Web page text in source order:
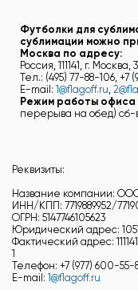
Футболки для
сублимации можно
Москва по адресу:
Россия, 111141, г.
Тел.: (495) 77-88-106, +7
E-mail: 1@flagoff.ru,
Режим работы офиса
перерыва на обед) сб-
Реквизиты:
Название компании:
ИНН/КПП: 7719889952/
ОГРН: 5147746105623
Юридический адрес:
Фактический адрес:
1
Телефон: +7 (977) 600-55-
E-mail: 1@flagoff.ru